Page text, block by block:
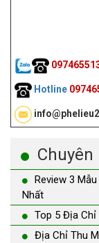
Hotline
Chuyên
Review 3
Nhất
Top 5 Địa Chỉ
Địa Chỉ Thu